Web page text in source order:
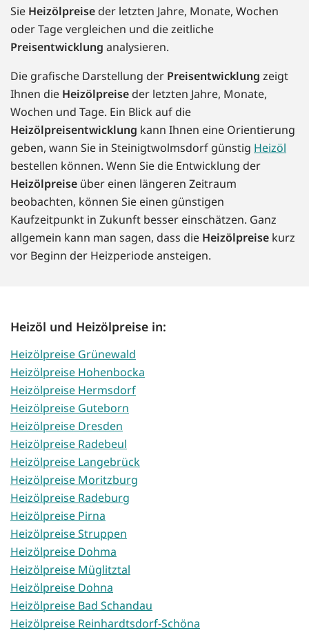
Sie Heizölpreise der letzten Jahre, Monate, Wochen
oder Tage vergleichen und die zeitliche
Preisentwicklung analysieren.
Die grafische Darstellung der Preisentwicklung zeigt
Ihnen die Heizölpreise der letzten Jahre, Monate,
Wochen und Tage. Ein Blick auf die
Heizölpreisentwicklung kann Ihnen eine Orientierung
geben, wann Sie in Steinigtwolmsdorf günstig Heizöl
bestellen können. Wenn Sie die Entwicklung der
Heizölpreise über einen längeren Zeitraum
beobachten, können Sie einen günstigen
Kaufzeitpunkt in Zukunft besser einschätzen. Ganz
allgemein kann man sagen, dass die Heizölpreise kurz
vor Beginn der Heizperiode ansteigen.
Heizöl und Heizölpreise in:
Heizölpreise Grünewald
Heizölpreise Hohenbocka
Heizölpreise Hermsdorf
Heizölpreise Guteborn
Heizölpreise Dresden
Heizölpreise Radebeul
Heizölpreise Langebrück
Heizölpreise Moritzburg
Heizölpreise Radeburg
Heizölpreise Pirna
Heizölpreise Struppen
Heizölpreise Dohma
Heizölpreise Müglitztal
Heizölpreise Dohna
Heizölpreise Bad Schandau
Heizölpreise Reinhardtsdorf-Schöna